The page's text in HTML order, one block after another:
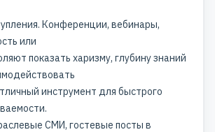
Конференции, вебинары,
или
показать харизму, глубину знаний
инструмент для быстрого
СМИ, гостевые посты в